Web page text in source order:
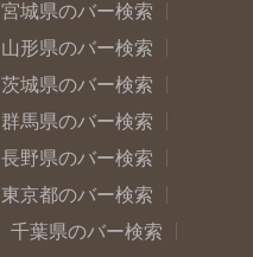
宮城県のバー検索
山形県のバー検索
茨城県のバー検索
群馬県のバー検索
長野県のバー検索
東京都のバー検索
千葉県のバー検索